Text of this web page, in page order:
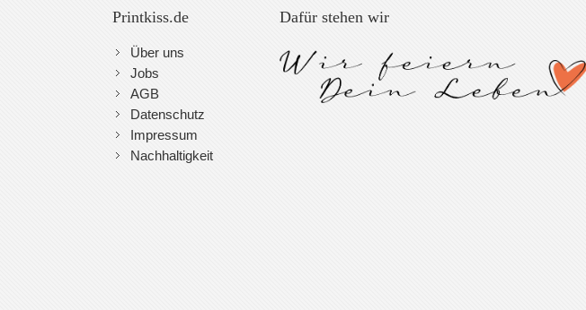
Printkiss.de
Über uns
Jobs
AGB
Datenschutz
Impressum
Nachhaltigkeit
Dafür stehen wir